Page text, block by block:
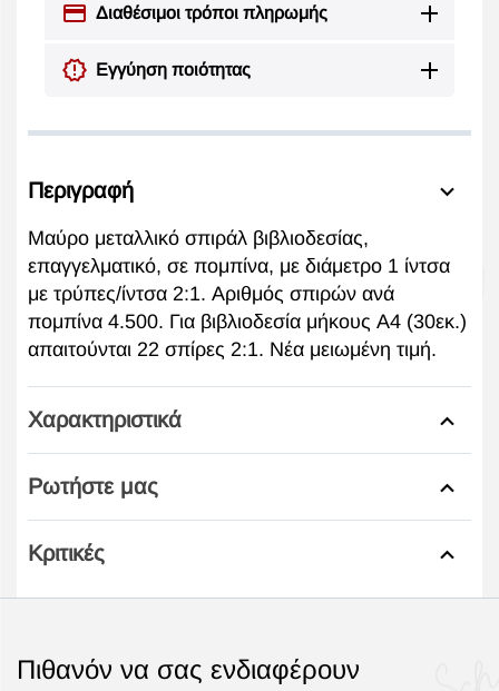
Διαθέσιμοι τρόποι πληρωμής
Εγγύηση ποιότητας
Περιγραφή
Μαύρο μεταλλικό σπιράλ βιβλιοδεσίας,
επαγγελματικό, σε πομπίνα, με διάμετρο 1 ίντσα
με τρύπες/ίντσα 2:1. Αριθμός σπιρών ανά
πομπίνα 4.500. Για βιβλιοδεσία μήκους Α4 (30εκ.)
απαιτούνται 22 σπίρες 2:1. Νέα μειωμένη τιμή.
Χαρακτηριστικά
Ρωτήστε μας
Κριτικές
Πιθανόν να σας ενδιαφέρουν